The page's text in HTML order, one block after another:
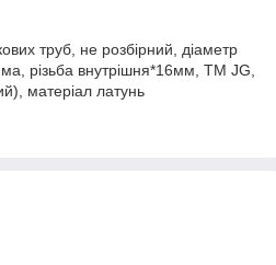
труб, не розбірний, діаметр
різьба внутрішня*16мм, ТМ JG,
матеріал латунь